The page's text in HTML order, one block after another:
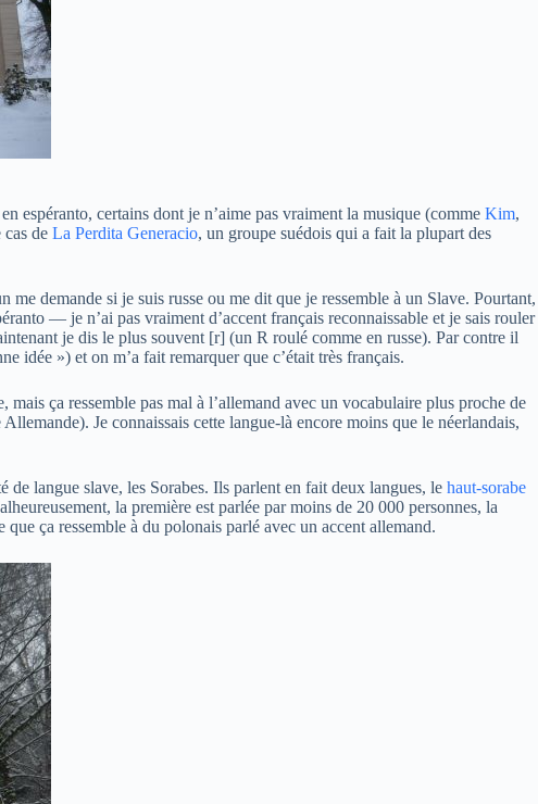
espéranto, certains dont je n’aime pas vraiment la musique (comme Kim,
cas de La Perdita Generacio, un groupe suédois qui a fait la plupart des
me demande si je suis russe ou me dit que je ressemble à un Slave. Pourtant,
— je n’ai pas vraiment d’accent français reconnaissable et je sais rouler
je dis le plus souvent [r] (un R roulé comme en russe). Par contre il
idée ») et on m’a fait remarquer que c’était très français.
mais ça ressemble pas mal à l’allemand avec un vocabulaire plus proche de
Je connaissais cette langue-là encore moins que le néerlandais,
langue slave, les Sorabes. Ils parlent en fait deux langues, le haut-sorabe
la première est parlée par moins de 20 000 personnes, la
ça ressemble à du polonais parlé avec un accent allemand.